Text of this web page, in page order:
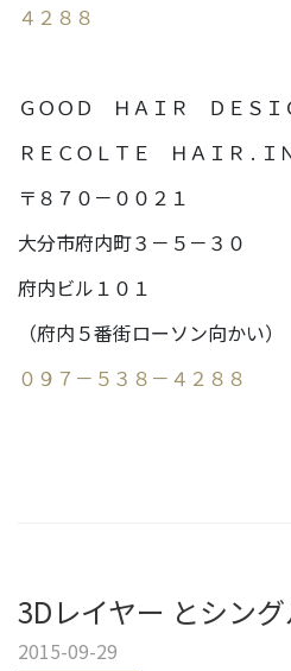
４２８８
ＧＯＯＤ ＨＡＩＲ ＤＥＳＩ
ＲＥＣＯＬＴＥ ＨＡＩＲ . Ｉ
〒８７０－００２１
大分市府内町３－５－３０
府内ビル１０１
（府内５番街ローソン向かい）
０９７－５３８－４２８８
3Dレイヤー とシン
2015-09-29